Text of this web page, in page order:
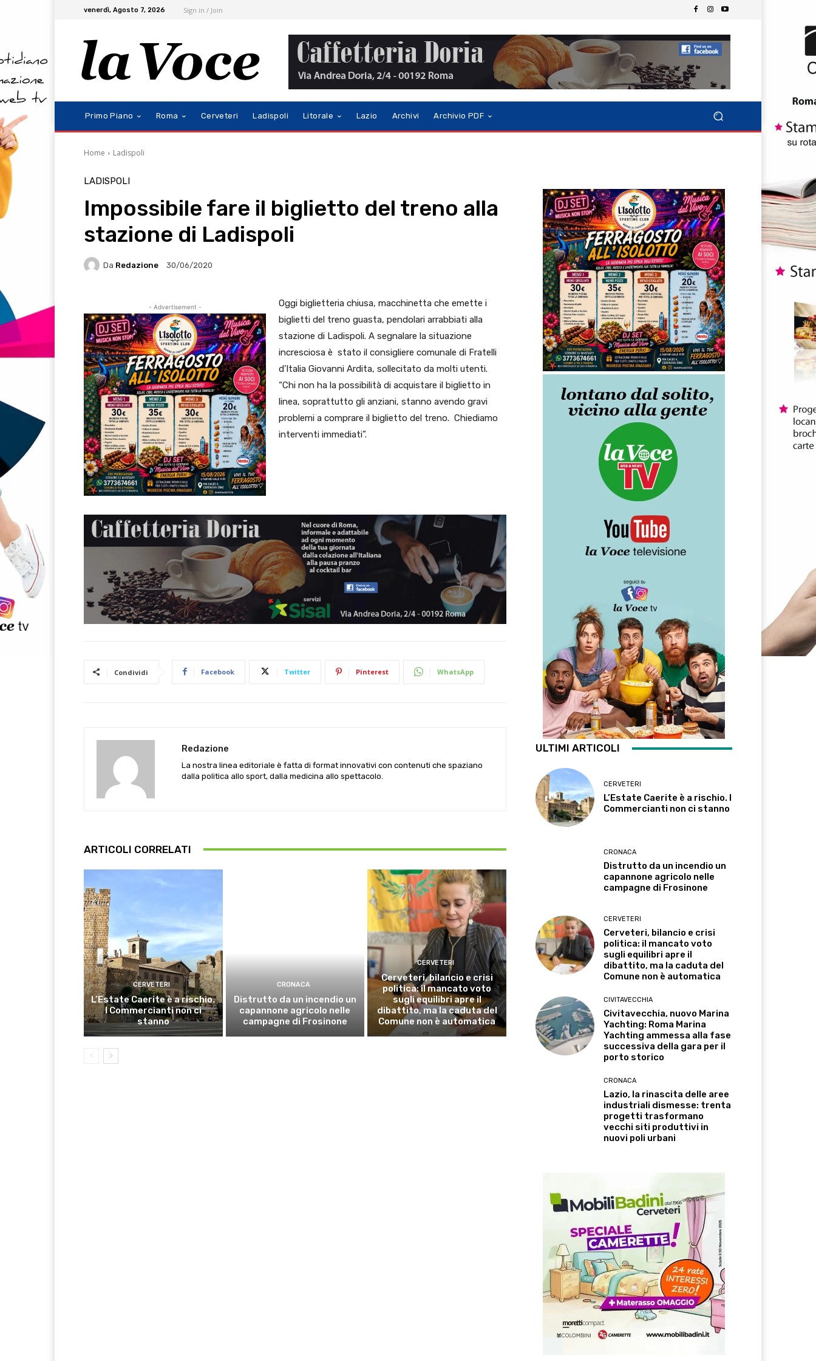
venerdì, Agosto 7, 2026 Sign in / Join
Primo Piano Roma Cerveteri Ladispoli Litorale Lazio Archivi Archivio PDF
Home Ladispoli
LADISPOLI
Impossibile fare il biglietto del treno alla
stazione di Ladispoli
Da Redazione 30/06/2020
- Advertisement -
Oggi biglietteria chiusa, macchinetta che emette i
biglietti del treno guasta, pendolari arrabbiati alla
stazione di Ladispoli. A segnalare la situazione
incresciosa è stato il consigliere comunale di Fratelli
d’Italia Giovanni Ardita, sollecitato da molti utenti.
“Chi non ha la possibilità di acquistare il biglietto in
linea, soprattutto gli anziani, stanno avendo gravi
problemi a comprare il biglietto del treno. Chiediamo
interventi immediati”.
Condividi Facebook Twitter Pinterest WhatsApp
Redazione
La nostra linea editoriale è fatta di format innovativi con contenuti che spaziano
dalla politica allo sport, dalla medicina allo spettacolo.
ARTICOLI CORRELATI
CERVETERI
L’Estate Caerite è a rischio.
I Commercianti non ci
stanno
CRONACA
Distrutto da un incendio un
capannone agricolo nelle
campagne di Frosinone
CERVETERI
Cerveteri, bilancio e crisi
politica: il mancato voto
sugli equilibri apre il
dibattito, ma la caduta del
Comune non è automatica
ULTIMI ARTICOLI
CERVETERI
L’Estate Caerite è a rischio. I
Commercianti non ci stanno
CRONACA
Distrutto da un incendio un
capannone agricolo nelle
campagne di Frosinone
CERVETERI
Cerveteri, bilancio e crisi
politica: il mancato voto
sugli equilibri apre il
dibattito, ma la caduta del
Comune non è automatica
CIVITAVECCHIA
Civitavecchia, nuovo Marina
Yachting: Roma Marina
Yachting ammessa alla fase
successiva della gara per il
porto storico
CRONACA
Lazio, la rinascita delle aree
industriali dismesse: trenta
progetti trasformano
vecchi siti produttivi in
nuovi poli urbani